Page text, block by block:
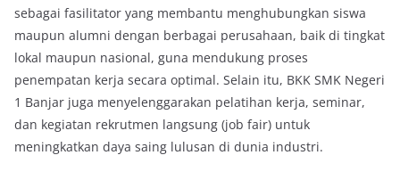
sebagai fasilitator yang membantu menghubungkan siswa
maupun alumni dengan berbagai perusahaan, baik di tingkat
lokal maupun nasional, guna mendukung proses
penempatan kerja secara optimal. Selain itu, BKK SMK Negeri
1 Banjar juga menyelenggarakan pelatihan kerja, seminar,
dan kegiatan rekrutmen langsung (job fair) untuk
meningkatkan daya saing lulusan di dunia industri.